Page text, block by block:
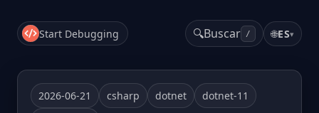
Start Debugging 🔍Buscar / 🌐ES▾
2026-06-21 csharp dotnet
dotnet-11